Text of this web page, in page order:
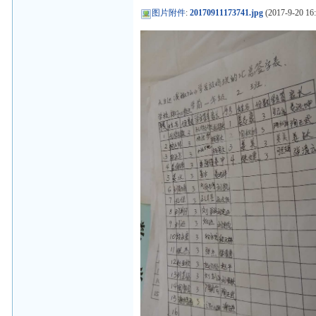
图片附件:20170911173741.jpg (2017-9-20